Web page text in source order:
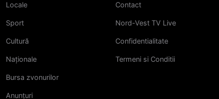
Locale
Sport
Cultură
Naționale
Bursa zvonurilor
Anunțuri
Contact
Nord-Vest TV Live
Confidentialitate
Termeni si Conditii